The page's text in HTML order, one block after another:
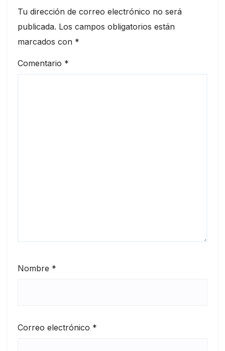
Tu dirección de correo electrónico no será
publicada. Los campos obligatorios están
marcados con *
Comentario *
Nombre *
Correo electrónico *